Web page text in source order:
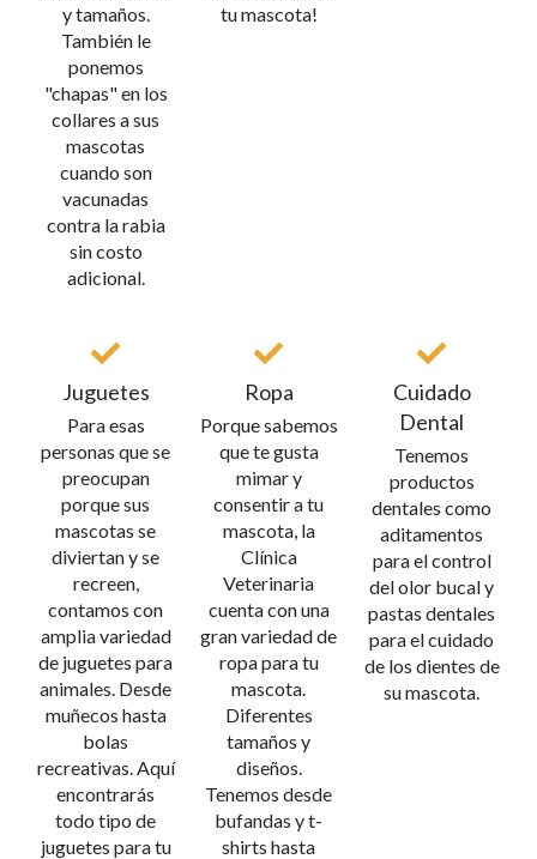
y tamaños.
También le
ponemos
"chapas" en los
collares a sus
mascotas
cuando son
vacunadas
contra la rabia
sin costo
adicional.
tu mascota!
Juguetes
Para esas
personas que se
preocupan
porque sus
mascotas se
diviertan y se
recreen,
contamos con
amplia variedad
de juguetes para
animales. Desde
muñecos hasta
bolas
recreativas. Aquí
encontrarás
todo tipo de
juguetes para tu
Ropa
Porque sabemos
que te gusta
mimar y
consentir a tu
mascota, la
Clínica
Veterinaria
cuenta con una
gran variedad de
ropa para tu
mascota.
Diferentes
tamaños y
diseños.
Tenemos desde
bufandas y t-
shirts hasta
Cuidado
Dental
Tenemos
productos
dentales como
aditamentos
para el control
del olor bucal y
pastas dentales
para el cuidado
de los dientes de
su mascota.